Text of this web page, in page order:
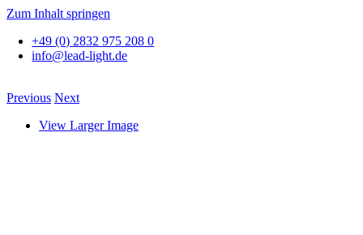
Zum Inhalt springen
+49 (0) 2832 975 208 0
info@lead-light.de
Previous Next
View Larger Image